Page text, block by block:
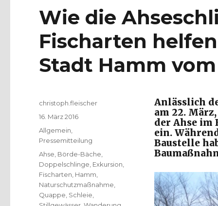
Wie die
Fischarten
Stadt Hamm vom
Anlässlich
am 22.
der Ahse im
ein.
Baustelle
Autor
christoph.fleischer
Veröffentlicht
am
16. März 2016
Kategorien
Allgemein
Pressemitteilung
Schlagwörter
Ahse Börde-Bäche
Doppelschlinge Exkursion
Fischarten Hamm
Naturschutzmaßnahme
Quappe Schleie